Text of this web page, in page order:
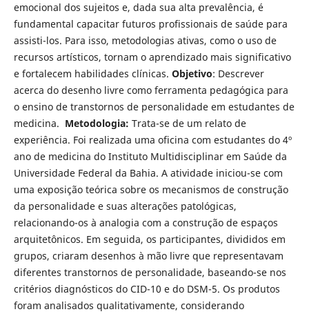
emocional dos sujeitos e, dada sua alta prevalência, é
fundamental capacitar futuros profissionais de saúde para
assisti-los. Para isso, metodologias ativas, como o uso de
recursos artísticos, tornam o aprendizado mais significativo
e fortalecem habilidades clínicas. Objetivo: Descrever
acerca do desenho livre como ferramenta pedagógica para
o ensino de transtornos de personalidade em estudantes de
medicina. Metodologia: Trata-se de um relato de
experiência. Foi realizada uma oficina com estudantes do 4º
ano de medicina do Instituto Multidisciplinar em Saúde da
Universidade Federal da Bahia. A atividade iniciou-se com
uma exposição teórica sobre os mecanismos de construção
da personalidade e suas alterações patológicas,
relacionando-os à analogia com a construção de espaços
arquitetônicos. Em seguida, os participantes, divididos em
grupos, criaram desenhos à mão livre que representavam
diferentes transtornos de personalidade, baseando-se nos
critérios diagnósticos do CID-10 e do DSM-5. Os produtos
foram analisados qualitativamente, considerando